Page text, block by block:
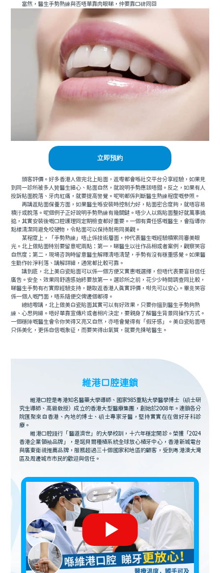
當然，醫生手勢熟練與否唔單靠肉眼睇，仲要靠口碑同回
立即預約
頭客評價。好多香港人做完北上貼面，返嚟都會喺社交平台分享經驗，如果見
到同一診所被多人贊醫生細心、貼面自然，就說明手勢應該唔錯。反之，如果有人
投訴貼面脫落、牙肉紅痛，就要提高警覺。呢啲都係判斷醫生熟練程度嘅參照。
再講返貼面保養方面，如果醫生喺安裝時控制力好，貼面密合度夠，就唔容易
積汙或脫落。呢個例子正好說明手勢熟練有幾關鍵。唔少人以爲貼面整好就萬事搞
掂，其實安裝後嘅口腔護理同定期檢查都好重要。一個有責任感嘅醫生，會指導你
點樣清潔同避免咬硬物，令貼面可以保持耐用同美觀。
某程度上，「手勢熟練」唔止係技術層面，仲代表醫生嘅經驗積累同審美眼
光。北上做貼面特別要留意呢兩點：第一，睇醫生以往作品相或者案例，觀察笑容
自然度；第二，現場咨詢時留意醫生解釋清唔清楚，手勢有沒有穩重感覺。如果醫
生動作幹淨利落、講解詳細，通常都比較可靠。
講到底，北上美白瓷貼面可以係一個方便又實惠嘅選擇，但唔代表要盲目信任
廣告。安全、效果同舒適感始終要放第一。選診所之前，花少少時間調查同比較，
睇醫生手勢有冇實際經驗支持，聽取返香港人真實評價，咁先可以安心。畢竟笑容
係一個人嘅門面，唔系隨便交俾邊個都得。
總結嚟講，北上做美白瓷貼面其實可以有好效果，只要你搵到醫生手勢夠熟
練、心思夠細。唔好單靠宣傳片或者相片決定，要親身了解醫生背景同操作方式。
一個穩陣嘅醫生會令你笑得又亮又自然，亦唔會覺得有「假牙感」。美白瓷貼面唔
只係美化，更係自信嘅象征，而要笑得出氣質，就要先揀啱醫生。
維港口腔連鎖
維港口腔是粵港知名醫藥大學導師、國家985重點大學醫學博士（碩士研
究生導師、高級教授）成立的香港大型醫療集團，創始於2008年。連鎖各分
院匯聚來自香港、內地的博士、碩士專家牙醫，堅持實實在在做好牙科診
療。
維港口腔踐行「醫道濟世」的大學校訓，十六年穩定開診。榮獲「2024
香港企業領袖品牌」，是諾貝爾種植系統全球放心植牙中心，香港新城電台
與廣東衛視推薦品牌，服務超過三十個國家和地區的顧客，受到粵港澳大灣
區及周邊城市市民的歡迎與信任。